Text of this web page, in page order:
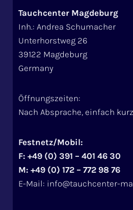
Tauchcenter Magdeburg
Inh.: Andrea Schumacher
Unterhorstweg 26
39122 Magdeburg
Germany
Öffnungszeiten:
Nach Absprache, einfach
Festnetz/Mobil:
F: +49 (0) 391 – 401 46 30
M: +49 (0) 172 – 772 98 76
E-Mail: info@tauchcenter-